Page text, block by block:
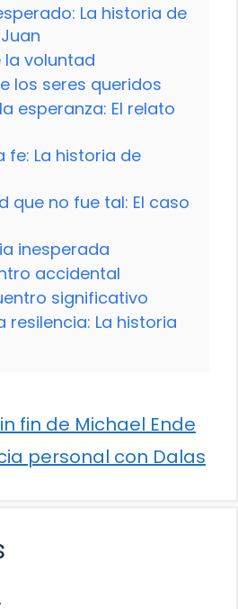
La historia de
la voluntad
los seres queridos
esperanza: El relato
fe: La historia de
que no fue tal: El caso
inesperada
accidental
significativo
resilencia: La historia
fin de Michael Ende
personal con Dalas